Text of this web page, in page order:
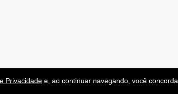
Privacidade e, ao continuar navegando, você concorda